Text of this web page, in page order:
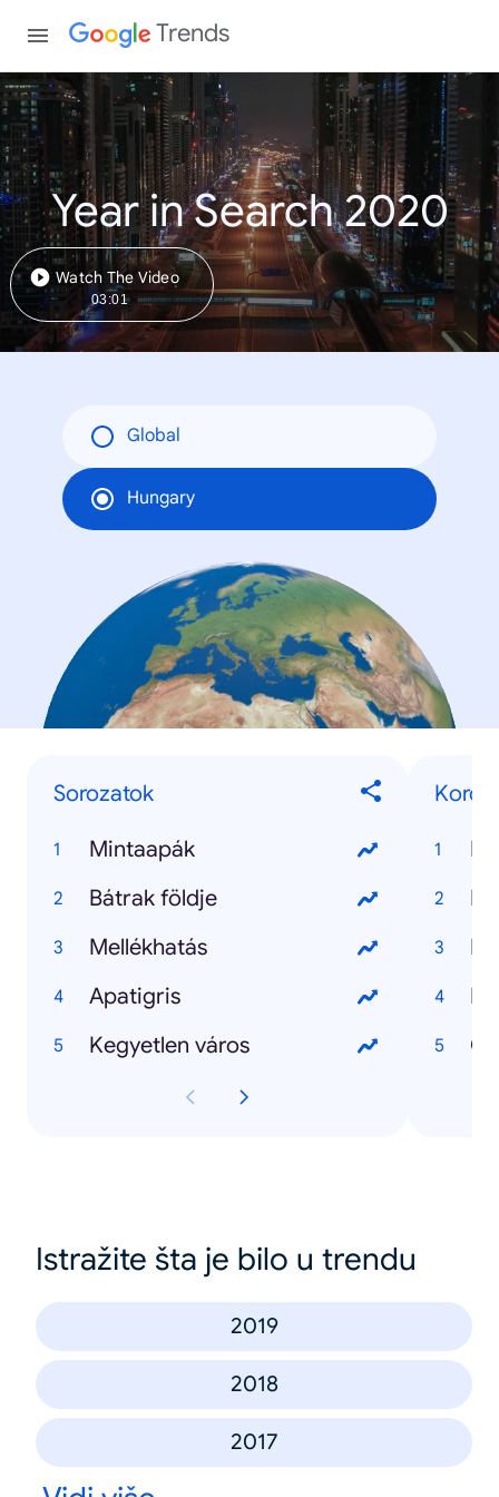
Trends
Year in Search 2020
Watch The Video
03:01
Global
Hungary
Sorozatok
Mintaapák
Bátrak földje
Mellékhatás
Apatigris
Kegyetlen város
Istražite šta je bilo u trendu
2019
2018
2017